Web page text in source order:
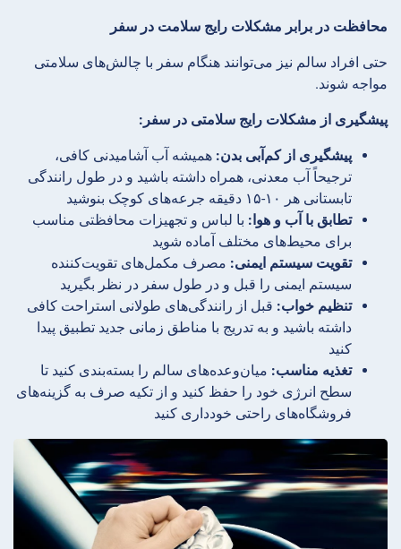
محافظت در برابر مشکلات رایج سلامت در سفر
حتی افراد سالم نیز می‌توانند هنگام سفر با چالش‌های سلامتی
مواجه شوند.
پیشگیری از مشکلات رایج سلامتی در سفر:
پیشگیری از کم‌آبی بدن: همیشه آب آشامیدنی کافی،
ترجیحاً آب معدنی، همراه داشته باشید و در طول رانندگی
تابستانی هر ۱۰-۱۵ دقیقه جرعه‌های کوچک بنوشید
تطابق با آب و هوا: با لباس و تجهیزات محافظتی مناسب
برای محیط‌های مختلف آماده شوید
تقویت سیستم ایمنی: مصرف مکمل‌های تقویت‌کننده
سیستم ایمنی را قبل و در طول سفر در نظر بگیرید
تنظیم خواب: قبل از رانندگی‌های طولانی استراحت کافی
داشته باشید و به تدریج با مناطق زمانی جدید تطبیق پیدا
کنید
تغذیه مناسب: میان‌وعده‌های سالم را بسته‌بندی کنید تا
سطح انرژی خود را حفظ کنید و از تکیه صرف به گزینه‌های
فروشگاه‌های راحتی خودداری کنید